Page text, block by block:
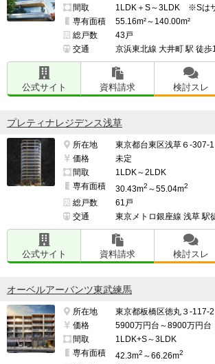
間取
1LDK＋S～3LDK ※Sはサ
専有面積
55.16m²～140.00m²
総戸数
43戸
交通
京浜東北線 大井町 駅 徒歩
公式サイト 資料請求 検討スレ
プレティナレジデンス浅草
所在地
東京都台東区浅草６-307-1
価格
未定
間取
1LDK～2LDK
専有面積
30.43m2 ～55.04m2
総戸数
61戸
交通
東京メトロ銀座線 浅草 駅
公式サイト 資料請求 検討スレ
オーベルアーバンツ東武練馬
所在地
東京都板橋区徳丸３-117-2
価格
5900万円台～8900万円台
間取
1LDK+S～3LDK
専有面積
42.3m2 ～66.26m2